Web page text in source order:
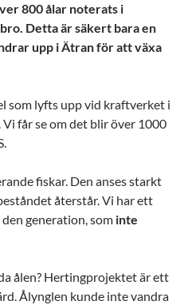
800 ålar noterats i
Detta är säkert bara en
upp i Ätran för att växa
som lyfts upp vid kraftverket i
får se om det blir över 1000
fiskar. Den anses starkt
återstår. Vi har ett
generation, som inte
ålen? Hertingprojektet är ett
Ålynglen kunde inte vandra